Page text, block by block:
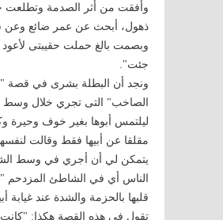
وأفقت من أثر الصدمة
ذهول، أبحث عن عمر ضائع وعن
وبصمت بالغ حملت حقيبتى
جئت".
ونجد أن البطلة بشرى في قصة
الصاخب" التى تجري خلال وسط
ليلتمس أبوها بغير خوف وحيرة
مقلقا عن أبيها فقط وقالت
يتمكن لي أن أجري في وسط
الناس أي في الشاطئ المزدحم
قلبها بالحزمة والشدة عند غيابة
تقول في هذه القصة هكذا: "كانت